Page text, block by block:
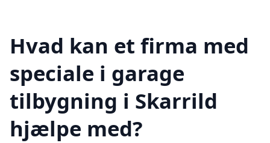
Hvad kan et firma med
speciale i garage
tilbygning i Skarrild
hjælpe med?